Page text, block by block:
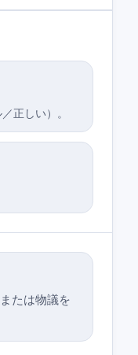
正しい）。
たは物議を